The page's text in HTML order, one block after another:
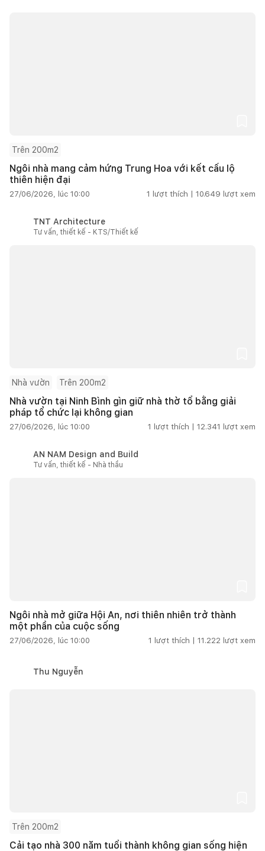
Trên 200m2
Ngôi nhà mang cảm hứng Trung Hoa với kết cấu lộ
thiên hiện đại
27/06/2026, lúc 10:00 1 lượt thích | 10.649 lượt xem
TNT Architecture
Tư vấn, thiết kế - KTS/Thiết kế
Nhà vườn Trên 200m2
Nhà vườn tại Ninh Bình gìn giữ nhà thờ tổ bằng giải
pháp tổ chức lại không gian
27/06/2026, lúc 10:00 1 lượt thích | 12.341 lượt xem
AN NAM Design and Build
Tư vấn, thiết kế - Nhà thầu
Ngôi nhà mở giữa Hội An, nơi thiên nhiên trở thành
một phần của cuộc sống
27/06/2026, lúc 10:00 1 lượt thích | 11.222 lượt xem
Thu Nguyễn
Trên 200m2
Cải tạo nhà 300 năm tuổi thành không gian sống hiện